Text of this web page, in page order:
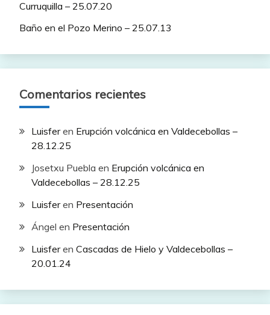
Curruquilla – 25.07.20
Baño en el Pozo Merino – 25.07.13
Comentarios recientes
Luisferen Erupción volcánica en Valdecebollas –
28.12.25
Josetxu Puebla en Erupción volcánica en
Valdecebollas – 28.12.25
Luisferen Presentación
Ángel en Presentación
Luisferen Cascadas de Hielo y Valdecebollas –
20.01.24